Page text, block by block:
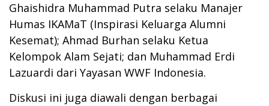
Ghaishidra Muhammad Putra selaku Manajer
Humas IKAMaT (Inspirasi Keluarga Alumni
Kesemat); Ahmad Burhan selaku Ketua
Kelompok Alam Sejati; dan Muhammad Erdi
Lazuardi dari Yayasan WWF Indonesia.
Diskusi ini juga diawali dengan berbagai